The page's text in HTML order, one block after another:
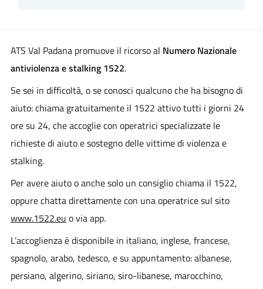
ATS Val Padana promuove il ricorso al Numero Nazionale
antiviolenza e stalking 1522.
Se sei in difficoltà, o se conosci qualcuno che ha bisogno di
aiuto: chiama gratuitamente il 1522 attivo tutti i giorni 24
ore su 24, che accoglie con operatrici specializzate le
richieste di aiuto e sostegno delle vittime di violenza e
stalking.
Per avere aiuto o anche solo un consiglio chiama il 1522,
oppure chatta direttamente con una operatrice sul sito
www.1522.eu o via app.
L’accoglienza è disponibile in italiano, inglese, francese,
spagnolo, arabo, tedesco, e su appuntamento: albanese,
persiano, algerino, siriano, siro-libanese, marocchino,